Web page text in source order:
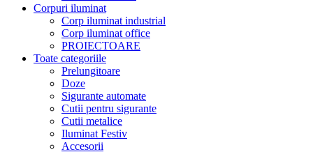
Corpuri iluminat
Corp iluminat industrial
Corp iluminat office
PROIECTOARE
Toate categoriile
Prelungitoare
Doze
Sigurante automate
Cutii pentru sigurante
Cutii metalice
Iluminat Festiv
Accesorii